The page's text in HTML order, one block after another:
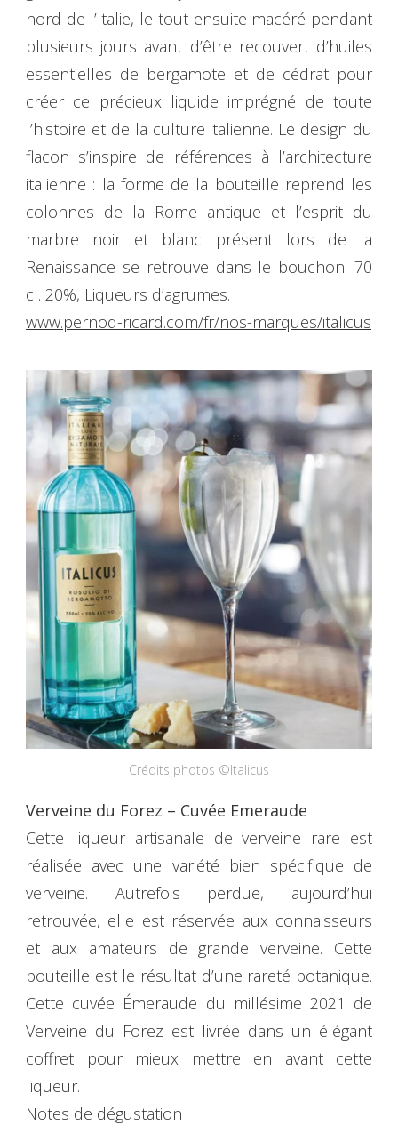
nord de l’Italie, le tout ensuite macéré pendant
plusieurs jours avant d’être recouvert d’huiles
essentielles de bergamote et de cédrat pour
créer ce précieux liquide imprégné de toute
l’histoire et de la culture italienne. Le design du
flacon s’inspire de références à l’architecture
italienne : la forme de la bouteille reprend les
colonnes de la Rome antique et l’esprit du
marbre noir et blanc présent lors de la
Renaissance se retrouve dans le bouchon. 70
cl. 20%, Liqueurs d’agrumes.
www.pernod-ricard.com/fr/nos-marques/italicus
Crédits photos ©Italicus
Verveine du Forez – Cuvée Emeraude
Cette liqueur artisanale de verveine rare est
réalisée avec une variété bien spécifique de
verveine. Autrefois perdue, aujourd’hui
retrouvée, elle est réservée aux connaisseurs
et aux amateurs de grande verveine. Cette
bouteille est le résultat d’une rareté botanique.
Cette cuvée Émeraude du millésime 2021 de
Verveine du Forez est livrée dans un élégant
coffret pour mieux mettre en avant cette
liqueur.
Notes de dégustation